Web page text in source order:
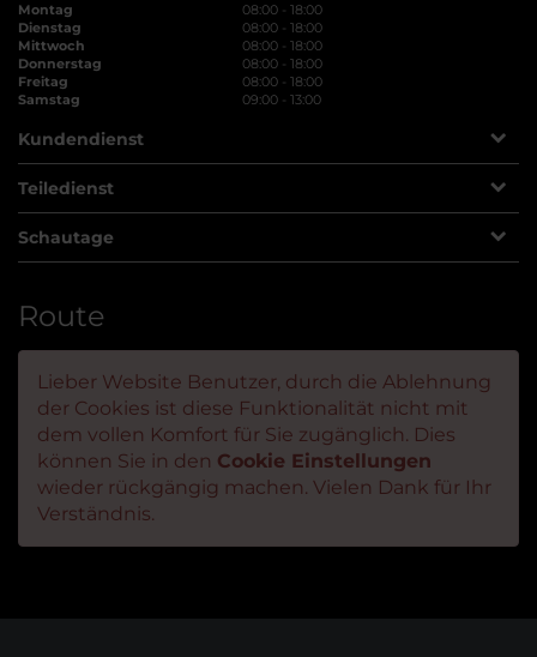
Montag
08:00 - 18:00
Dienstag
08:00 - 18:00
Mittwoch
08:00 - 18:00
Donnerstag
08:00 - 18:00
Freitag
08:00 - 18:00
Samstag
09:00 - 13:00
Kundendienst
Teiledienst
Schautage
Route
Lieber Website Benutzer, durch die Ablehnung
der Cookies ist diese Funktionalität nicht mit
dem vollen Komfort für Sie zugänglich. Dies
können Sie in den Cookie Einstellungen
wieder rückgängig machen. Vielen Dank für Ihr
Verständnis.